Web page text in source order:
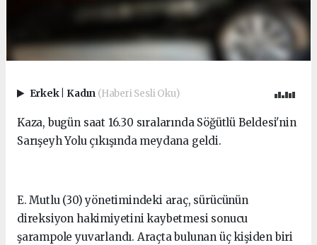
Erkek Kadın (Haberi Sesli Oku)
Kaza, bugün saat 16.30 sıralarında Söğütlü Beldesi'nin
Sarışeyh Yolu çıkışında meydana geldi.
E. Mutlu (30) yönetimindeki araç, sürücünün
direksiyon hakimiyetini kaybetmesi sonucu
şarampole yuvarlandı. Araçta bulunan üç kişiden biri